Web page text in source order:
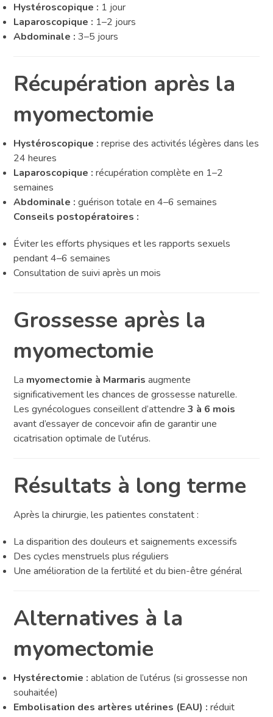
Hystéroscopique : 1 jour
Laparoscopique : 1–2 jours
Abdominale : 3–5 jours
Récupération après la
myomectomie
Hystéroscopique : reprise des activités légères dans les
24 heures
Laparoscopique : récupération complète en 1–2
semaines
Abdominale : guérison totale en 4–6 semaines
Conseils postopératoires :
Éviter les efforts physiques et les rapports sexuels
pendant 4–6 semaines
Consultation de suivi après un mois
Grossesse après la
myomectomie
La myomectomie à Marmaris augmente
significativement les chances de grossesse naturelle.
Les gynécologues conseillent d’attendre3 à 6 mois
avant d’essayer de concevoir afin de garantir une
cicatrisation optimale de l’utérus.
Résultats à long terme
Après la chirurgie, les patientes constatent :
La disparition des douleurs et saignements excessifs
Des cycles menstruels plus réguliers
Une amélioration de la fertilité et du bien-être général
Alternatives à la
myomectomie
Hystérectomie : ablation de l’utérus (si grossesse non
souhaitée)
Embolisation des artères utérines (EAU) : réduit